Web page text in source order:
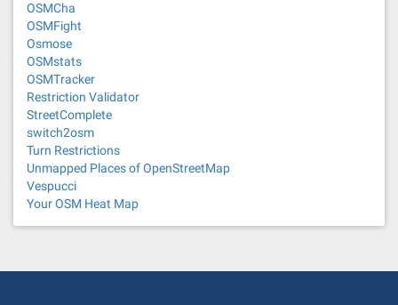
OSMCha
OSMFight
Osmose
OSMstats
OSMTracker
Restriction Validator
StreetComplete
switch2osm
Turn Restrictions
Unmapped Places of OpenStreetMap
Vespucci
Your OSM Heat Map